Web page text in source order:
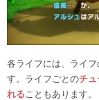
各ライフには、ライ
す。ライフごとのチュ
れる こともあります。